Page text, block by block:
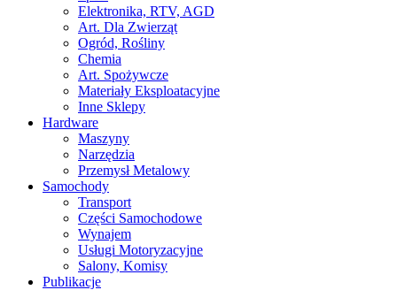
Elektronika, RTV, AGD
Art. Dla Zwierząt
Ogród, Rośliny
Chemia
Art. Spożywcze
Materiały Eksploatacyjne
Inne Sklepy
Hardware
Maszyny
Narzędzia
Przemysł Metalowy
Samochody
Transport
Części Samochodowe
Wynajem
Usługi Motoryzacyjne
Salony, Komisy
Publikacje